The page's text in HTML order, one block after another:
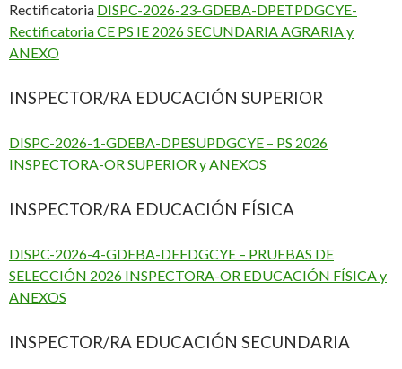
Rectificatoria DISPC-2026-23-GDEBA-DPETPDGCYE-
Rectificatoria CE PS IE 2026 SECUNDARIA AGRARIA y
ANEXO
INSPECTOR/RA EDUCACIÓN SUPERIOR
DISPC-2026-1-GDEBA-DPESUPDGCYE – PS 2026
INSPECTORA-OR SUPERIOR y ANEXOS
INSPECTOR/RA EDUCACIÓN FÍSICA
DISPC-2026-4-GDEBA-DEFDGCYE – PRUEBAS DE
SELECCIÓN 2026 INSPECTORA-OR EDUCACIÓN FÍSICA y
ANEXOS
INSPECTOR/RA EDUCACIÓN SECUNDARIA